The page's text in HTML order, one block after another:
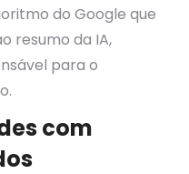
do Google que
resumo da IA,
para o
com